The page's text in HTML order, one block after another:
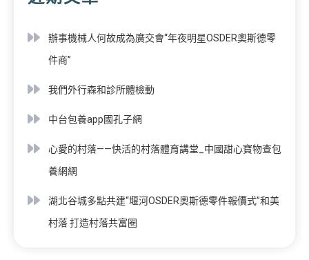
辦事機械人何故成為廣交會“年夜明星OSDER奧斯德零
件商”
我們外行森和診所體檢動
中台包養app國孔子網
心愛的村落——快活的村落體育講堂_中國甜心寶物查包
養網網
湖北谷城多點共建“堰河OSDER奧斯德零件報價式”和美
村落 打造村落共富圈